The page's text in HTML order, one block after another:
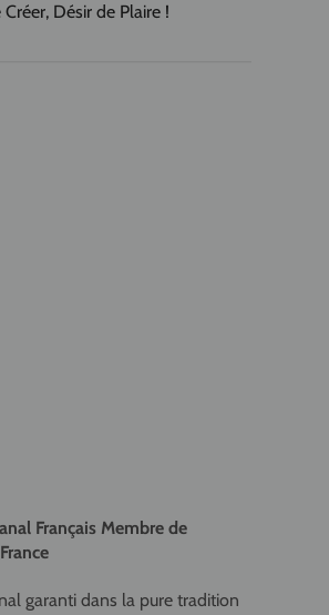
Créer, Désir de Plaire !
Français Membre de
garanti dans la pure tradition